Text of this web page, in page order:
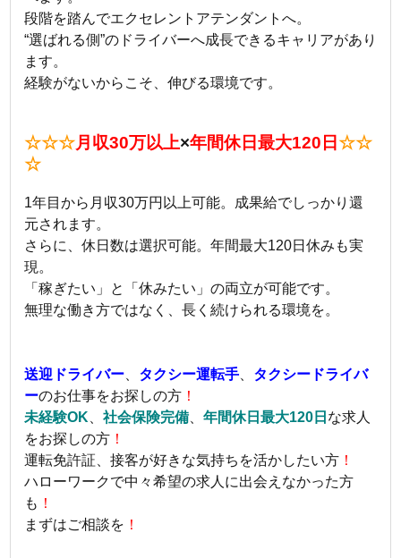
段階を踏んでエクセレントアテンダントへ。
“選ばれる側”のドライバーへ成長できるキャリアがあり
ます。
経験がないからこそ、伸びる環境です。
☆☆☆月収30万以上×年間休日最大120日☆☆
☆
1年目から月収30万円以上可能。成果給でしっかり還
元されます。
さらに、休日数は選択可能。年間最大120日休みも実
現。
「稼ぎたい」と「休みたい」の両立が可能です。
無理な働き方ではなく、長く続けられる環境を。
送迎ドライバー タクシー運転手
タクシードライバ
ーのお仕事をお探しの方 ！
未経験OK
社会保険完備 年間休日最大120日 な求人
をお探しの方 ！
運転免許証、接客が好きな気持ちを活かしたい方 ！
ハローワークで中々希望の求人に出会えなかった方
も ！
まずはご相談を ！